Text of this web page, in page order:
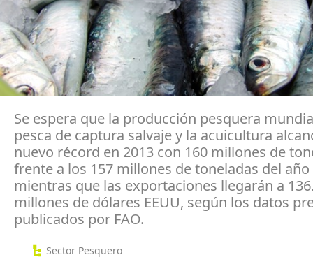
Se espera que la producción pesquera
pesca de captura salvaje y la acuicultura
nuevo récord en 2013 con 160 millones de
frente a los 157 millones de toneladas del
mientras que las exportaciones llegarán a
millones de dólares EEUU, según los datos
publicados por FAO.
Sector Pesquero